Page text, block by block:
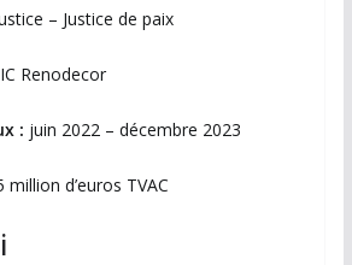
– Justice de paix
Renodecor
: juin 2022 – décembre 2023
million d’euros TVAC